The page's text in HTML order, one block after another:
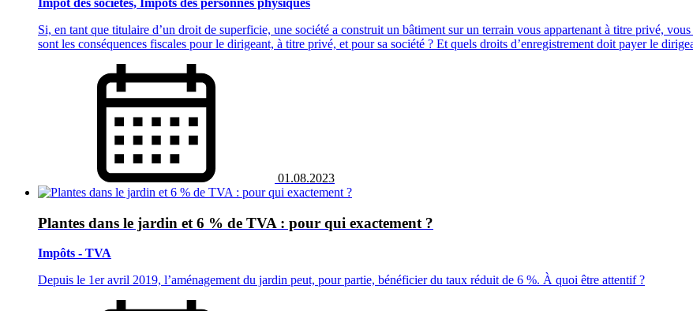
Si, en tant que titulaire d’un droit de superficie, une société a construit un bâtiment sur un terrain vous appartenant à titre privé,
sont les conséquences fiscales pour le dirigeant, à titre privé, et pour sa société ? Et quels droits d’enregistrement doit payer le
01.08.2023
Plantes dans le jardin et 6 % de TVA : pour qui exactement ?
Impôts - TVA
Depuis le 1er avril 2019, l’aménagement du jardin peut, pour partie, bénéficier du taux réduit de 6 %. À quoi être attentif ?